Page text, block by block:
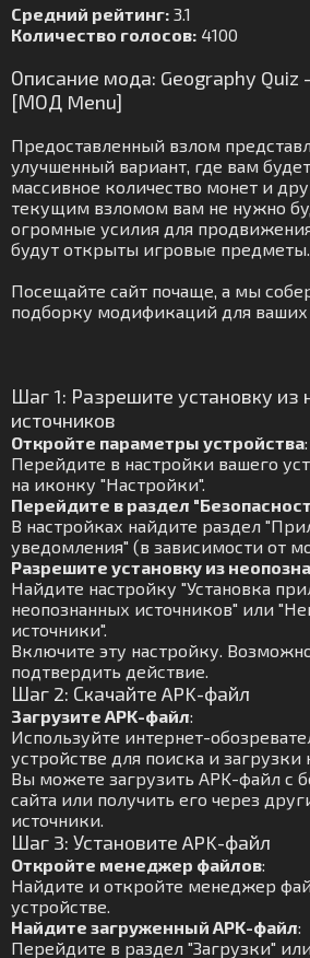
Средний рейтинг: 3.1
Количество голосов: 4100
Описание мода: Geography Quiz
[МОД Menu]
Предоставленный взлом
улучшенный вариант, где вам
массивное количество монет и
текущим взломом вам не нужно
огромные усилия для
будут открыты игровые предметы.
Посещайте сайт почаще, а мы
подборку модификаций для
Шаг 1: Разрешите установку из
источников
Откройте параметры устройства:
Перейдите в настройки вашего
на иконку "Настройки".
Перейдите в раздел
В настройках найдите раздел
уведомления" (в зависимости от
Разрешите установку из
Найдите настройку "Установка
неопознанных источников" или
источники".
Включите эту настройку.
подтвердить действие.
Шаг 2: Скачайте APK-файл
Загрузите APK-файл:
Используйте интернет-
устройстве для поиска и
Вы можете загрузить APK-файл с
сайта или получить его через
источники.
Шаг 3: Установите APK-файл
Откройте менеджер файлов:
Найдите и откройте менеджер
устройстве.
Найдите загруженный APK-файл:
Перейдите в раздел "Загрузки"